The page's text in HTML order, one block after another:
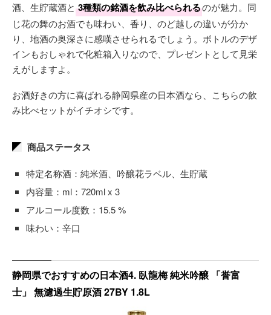
酒、生貯蔵酒と 3種類の銘酒を飲み比べられるのが魅力。同
じ花の舞のお酒でも味わい、香り、のど越しの違いが分か
り、地酒の奥深さに感嘆させられるでしょう。ボトルのデザ
インもおしゃれで化粧箱入りなので、プレゼントとして見栄
えがしますよ。
お酒好きの方に喜ばれる静岡県産の日本酒なら、こちらの飲
み比べセットがイチオシです。
商品ステータス
特定名称酒：純米酒、吟醸花ラベル、生貯蔵
内容量：ml：720ml x 3
アルコール度数：15.5 %
味わい：辛口
静岡県でおすすめの日本酒4. 臥龍梅 純米吟醸 「誉富
士」 無濾過生貯原酒 27BY 1.8L